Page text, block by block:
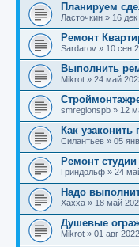
Планируем
Ласточкин » 16
Ремонт
Sardarov » 10 сен
Выполнить
Mikrot » 24 май
smregionspb » 12
Как
Силантьев » 05
Ремонт
Гриндольф » 24
Надо
Xaxxa » 18 май
Душевые
Mikrot » 01 авг